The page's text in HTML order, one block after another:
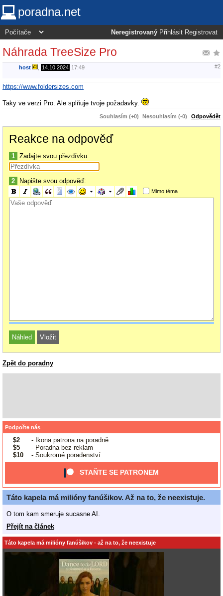
poradna.net
Neregistrovaný Přihlásit Registrovat
Náhrada TreeSize Pro
host 14.10.2024 17:49 #2
https://www.foldersizes.com
Taky ve verzi Pro. Ale splňuje tvoje požadavky.
Souhlasím (+0) Nesouhlasím (-0) Odpovědět
Reakce na odpověď
1 Zadajte svou přezdívku:
2 Napište svou odpověď:
Mimo téma
Zpět do poradny
Podpořte nás
$2
- Ikona patrona na poradně
$5
- Poradna bez reklam
$10
- Soukromé poradenství
STAŇTE SE PATRONEM
Táto kapela má milióny fanúšikov. Až na to, že neexistuje.
O tom kam smeruje sucasne AI.
Přejít na článek
Táto kapela má milióny fanúšikov - až na to, že neexistuje